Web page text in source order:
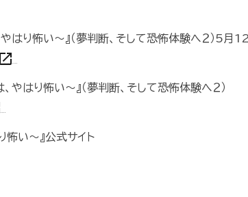
やはり怖い～』（夢判断、そして恐怖体験へ２）5月
open_in_new
、やはり怖い～』（夢判断、そして恐怖体験へ２）
怖い～』公式サイト